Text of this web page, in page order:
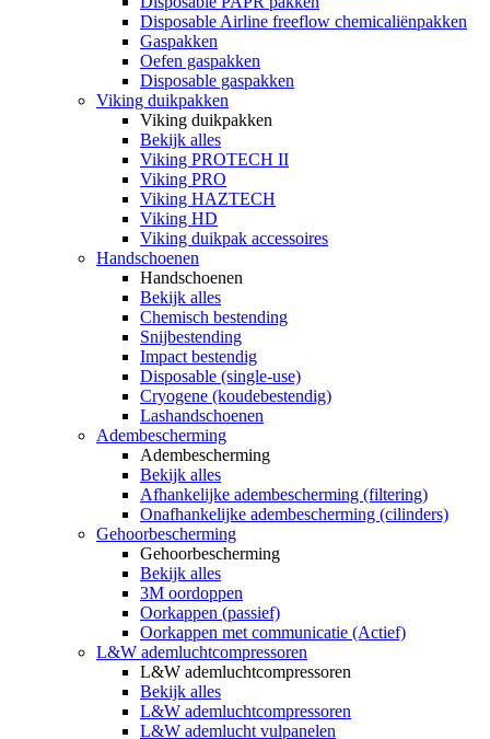
Disposable Airline freeflow chemicaliënpakken
Gaspakken
Oefen gaspakken
Disposable gaspakken
Viking duikpakken
Viking duikpakken
Bekijk alles
Viking PROTECH II
Viking PRO
Viking HAZTECH
Viking HD
Viking duikpak accessoires
Handschoenen
Handschoenen
Bekijk alles
Chemisch bestending
Snijbestending
Impact bestendig
Disposable (single-use)
Cryogene (koudebestendig)
Lashandschoenen
Adembescherming
Adembescherming
Bekijk alles
Afhankelijke adembescherming (filtering)
Onafhankelijke adembescherming (cilinders)
Gehoorbescherming
Gehoorbescherming
Bekijk alles
3M oordoppen
Oorkappen (passief)
Oorkappen met communicatie (Actief)
L&W ademluchtcompressoren
L&W ademluchtcompressoren
Bekijk alles
L&W ademluchtcompressoren
L&W ademlucht vulpanelen